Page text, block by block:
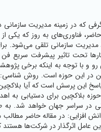
که در زمینه مدیریت سازمانی
فناوری‌های به روز که یکی
مدیریت سازمانی تلقی می‌شود.
تحت تاثیر پیشرفت سریع فن
رو و با توجه به اینکه برخی
در این حوزه است. روش شناسی:
این پرسش است که آیا
بلاکچین برای دستیابی به
در سراسر جهان خواهد شد. به
افزایی: در مقاله حاضر
عامل اثرگذار در شرکت‌ها